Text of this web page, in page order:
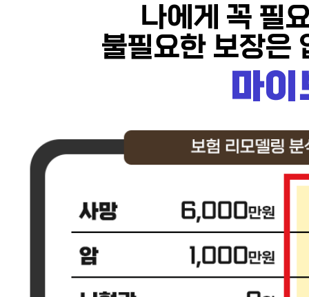
나에게 꼭 필
불필요한 보장은
마